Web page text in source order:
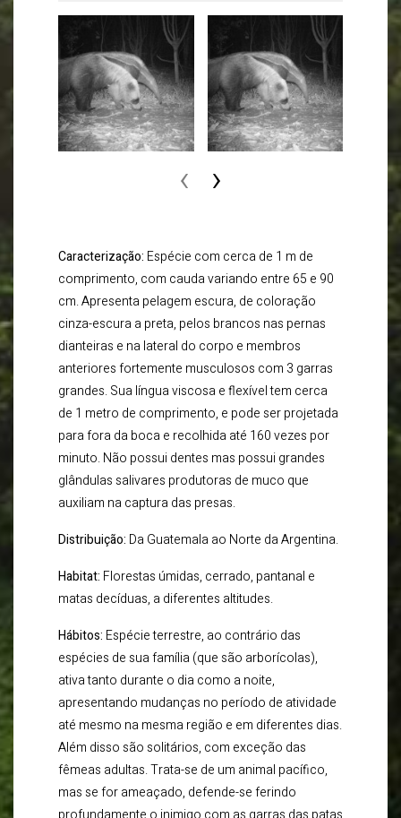
‹ ›
Caracterização: Espécie com cerca de 1 m de
comprimento, com cauda variando entre 65 e 90
cm. Apresenta pelagem escura, de coloração
cinza-escura a preta, pelos brancos nas pernas
dianteiras e na lateral do corpo e membros
anteriores fortemente musculosos com 3 garras
grandes. Sua língua viscosa e flexível tem cerca
de 1 metro de comprimento, e pode ser projetada
para fora da boca e recolhida até 160 vezes por
minuto. Não possui dentes mas possui grandes
glândulas salivares produtoras de muco que
auxiliam na captura das presas.
Distribuição: Da Guatemala ao Norte da Argentina.
Habitat: Florestas úmidas, cerrado, pantanal e
matas decíduas, a diferentes altitudes.
Hábitos: Espécie terrestre, ao contrário das
espécies de sua família (que são arborícolas),
ativa tanto durante o dia como a noite,
apresentando mudanças no período de atividade
até mesmo na mesma região e em diferentes dias.
Além disso são solitários, com exceção das
fêmeas adultas. Trata-se de um animal pacífico,
mas se for ameaçado, defende-se ferindo